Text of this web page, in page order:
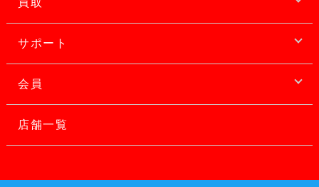
買取
サポート
会員
店舗一覧